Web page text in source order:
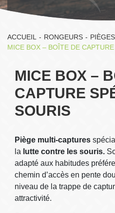
ACCUEIL - RONGEURS -
MICE BOX – BOÎTE DE
MICE BOX –
CAPTURE
SOURIS
Piège multi-captures
la lutte contre les souris.
adapté aux habitudes
chemin d’accès en pente
niveau de la trappe de
attractivité.